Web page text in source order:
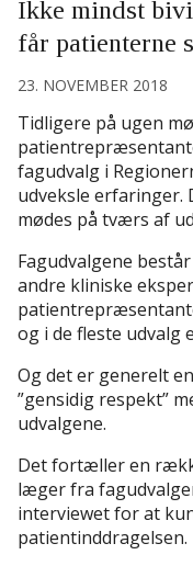
Ikke mindst
får patienterne
23. NOVEMBER 2018
Tidligere på ugen
fagudvalg i
udveksle erfaringer.
mødes på tværs af
Fagudvalgene
andre kliniske
og i de fleste udvalg
Og det er generelt
”gensidig respekt”
udvalgene.
Det fortæller en
læger fra
interviewet for at
patientinddragelsen.